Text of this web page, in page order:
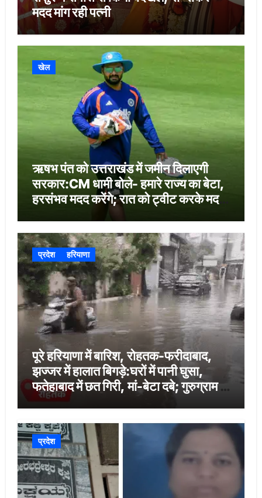
मदद मांग रही पत्नी
खेल
ऋषभ पंत को उत्तराखंड में जमीन दिलाएगी
सरकार:CM धामी बोले- हमारे राज्य का बेटा,
हरसंभव मदद करेंगे; रात को ट्वीट करके मदद
प्रदेश हरियाणा
पूरे हरियाणा में बारिश, रोहतक-फरीदाबाद,
झज्जर में हालात बिगड़े:घरों में पानी घुसा,
फतेहाबाद में छत गिरी, मां-बेटा दबे; गुरुग्राम में
कंधे पर उठाई बाइक
प्रदेश